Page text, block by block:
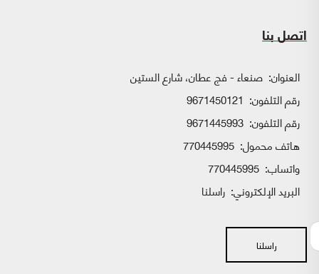
اتصل بنا
العنوان: صنعاء - فج عطان، شارع الستين
رقم التلفون: 9671450121
رقم التلفون: 9671445993
هاتف محمول: 770445995
واتساب:
البريد الإلكتروني: راسلنا
راسلنا